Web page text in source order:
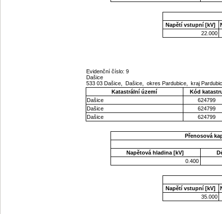
Napětí vstupní [kV]
22.000
Evidenční číslo: 9
Dašice
533 03 Dašice, Dašice, okres Pardubice, kraj
Katastrální území
Kód
Dašice
624799
Dašice
624799
Dašice
624799
Přenosová
Napětová hladina [kV]
0.400
Napětí vstupní [kV]
35.000